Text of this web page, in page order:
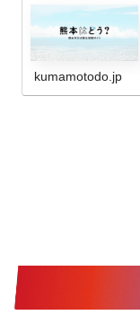
kumamotodo.jp